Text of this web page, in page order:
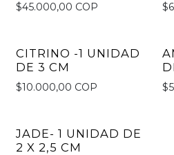
$45.000,00 COP
CITRINO -1 UNIDAD
DE 3 CM
$10.000,00 COP
JADE- 1 UNIDAD DE
2 X 2,5 CM